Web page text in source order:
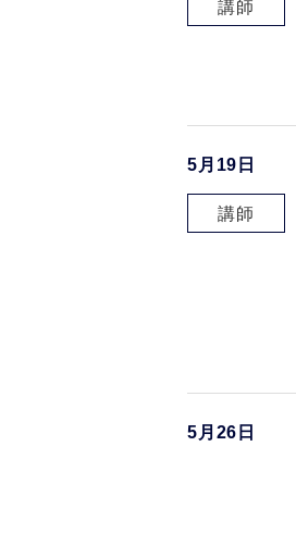
講師
5月19日
講師
5月26日